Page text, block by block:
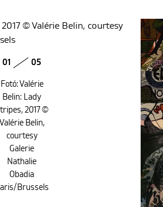
01 05
Fotó: Valérie
Belin: Lady
2017 ©
Belin,
courtesy
Galerie
Nathalie
Obadia
Brussels